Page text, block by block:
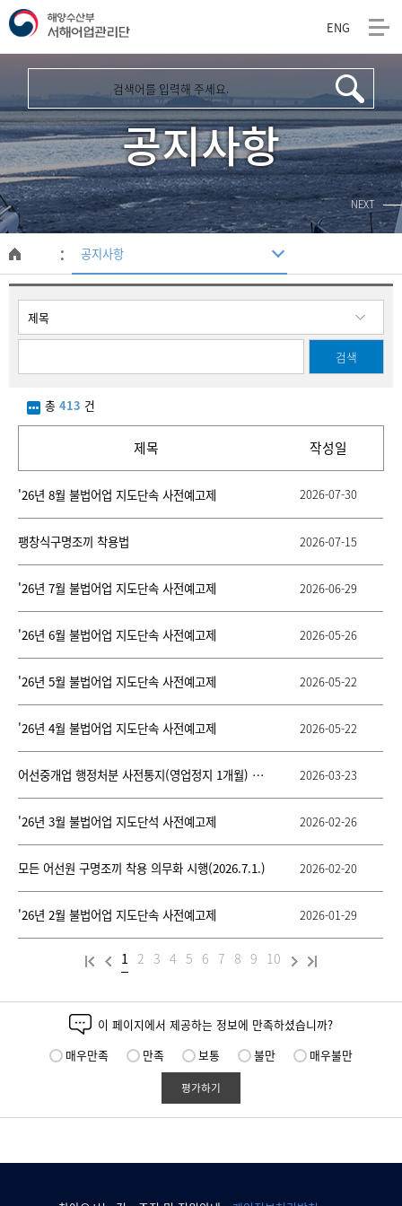
ENG
해
양
수
산
부
서
해
어
업
관
리
단
공지사항
NEXT
메
인
공지사항
총 413 건
공
지
사
항
호,
첨
부
파
일,
작
성
회
수
보
를
제
합
니
제목 작성일
'26년 8월 불법어업 지도단속 사전예고제 2026-07-30
팽창식구명조끼 착용법 2026-07-15
'26년 7월 불법어업 지도단속 사전예고제 2026-06-29
'26년 6월 불법어업 지도단속 사전예고제 2026-05-26
'26년 5월 불법어업 지도단속 사전예고제 2026-05-22
'26년 4월 불법어업 지도단속 사전예고제 2026-05-22
어선중개업 행정처분 사전통지(영업정지 1개월) 공시송달 2026-03-23
'26년 3월 불법어업 지도단석 사전예고제 2026-02-26
모든 어선원 구명조끼 착용 의무화 시행(2026.7.1.) 2026-02-20
'26년 2월 불법어업 지도단속 사전예고제 2026-01-29
1 2 3 4 5 6 7 8 9 10
이 페이지에서 제공하는 정보에 만족하셨습니까?
매우만족
만족 보통 불만 매우불만
평가하기